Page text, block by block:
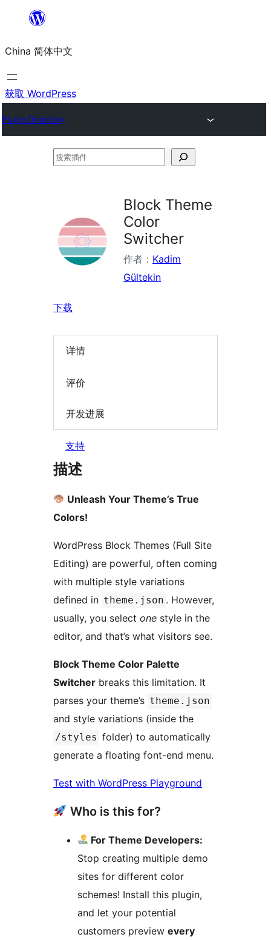
内
容
China 简体中文
获取 WordPress
Plugin Directory
搜
Block Theme
Color
Switcher
作者： Kadim
Gültekin
下载
详情
评价
开发进展
支持
描述
Unleash Your Theme’s True
Colors!
WordPress Block Themes (Full Site
Editing) are powerful, often coming
with multiple style variations
defined in theme.json . However,
usually, you select one style in the
editor, and that’s what visitors see.
Block Theme Color Palette
Switcher breaks this limitation. It
parses your theme’s theme.json
and style variations (inside the
/styles folder) to automatically
generate a floating font-end menu.
Test with WordPress Playground
Who is this for?
For Theme Developers:
Stop creating multiple demo
sites for different color
schemes! Install this plugin,
and let your potential
customers preview every